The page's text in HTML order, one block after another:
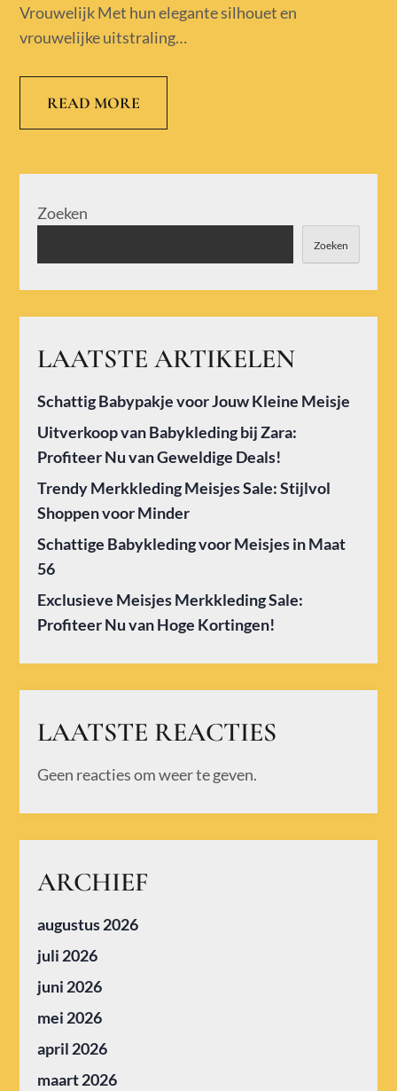
Vrouwelijk Met hun elegante silhouet en
vrouwelijke uitstraling…
READ MORE
Zoeken
Zoeken
LAATSTE ARTIKELEN
Schattig Babypakje voor Jouw Kleine Meisje
Uitverkoop van Babykleding bij Zara:
Profiteer Nu van Geweldige Deals!
Trendy Merkkleding Meisjes Sale: Stijlvol
Shoppen voor Minder
Schattige Babykleding voor Meisjes in Maat
56
Exclusieve Meisjes Merkkleding Sale:
Profiteer Nu van Hoge Kortingen!
LAATSTE REACTIES
Geen reacties om weer te geven.
ARCHIEF
augustus 2026
juli 2026
juni 2026
mei 2026
april 2026
maart 2026